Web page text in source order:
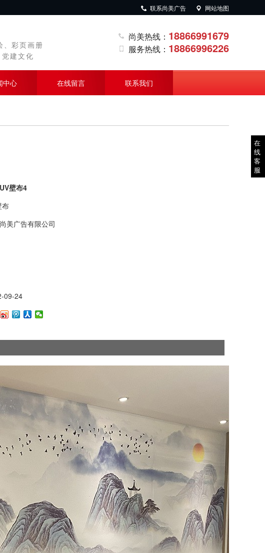
联系尚美广告 网站地图
、彩页画册
建文化
尚美热线： 18866991679
服务热线： 18866996226
中心 在线留言 联系我们
壁布4
布
美广告有限公司
09-24
在
线
客
服